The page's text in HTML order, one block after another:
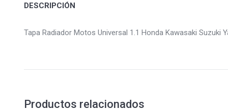
DESCRIPCIÓN
Tapa Radiador Motos Universal 1.1 Honda Kawasaki Suzuki
Productos relacionados